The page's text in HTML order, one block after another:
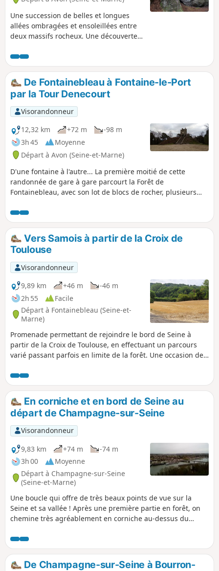
Une succession de belles et longues
allées ombragées et ensoleillées entre
deux massifs rocheux. Une découverte
Fontainebleau avec un minimum de
voies routières à traverser.
De Fontainebleau à Fontaine-le-Port
par la Tour Denecourt
Visorandonneur
12,32 km
+72 m
-98 m
3h 45
Moyenne
Départ à Avon (Seine-et-Marne)
D'une fontaine à l'autre... La première moitié de cette
randonnée de gare à gare parcourt la Forêt de
Fontainebleau, avec son lot de blocs de rocher, plusieurs
qui offre un panorama étendu. Ensuite, on suit la Seine,
d'abord à Samois avec sa nombreuse batellerie, puis en
bordure de forêt.
Vers Samois à partir de la Croix de
Toulouse
Visorandonneur
9,89 km
+46 m
-46 m
2h 55
Facile
Départ à Fontainebleau (Seine-et-
Marne)
Promenade permettant de rejoindre le bord de Seine à
partir de la Croix de Toulouse, en effectuant un parcours
varié passant parfois en limite de la forêt. Une occasion de
inattendus, dans un secteur de la forêt relativement peu
visité par les randonneurs.
En corniche et en bord de Seine au
départ de Champagne-sur-Seine
Visorandonneur
9,83 km
+74 m
-74 m
3h 00
Moyenne
Départ à Champagne-sur-Seine
(Seine-et-Marne)
Une boucle qui offre de très beaux points de vue sur la
Seine et sa vallée ! Après une première partie en forêt, on
chemine très agréablement en corniche au-dessus du
s'achève en bord de Seine, avec un passage pittoresque sur
la petite île des Basses Godernes.
De Champagne-sur-Seine à Bourron-